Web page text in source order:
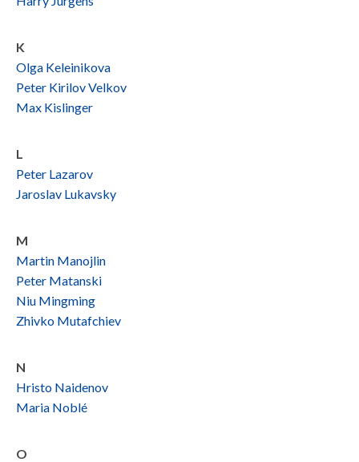
K
Olga Keleinikova
Peter Kirilov Velkov
Max Kislinger
L
Peter Lazarov
Jaroslav Lukavsky
M
Martin Manojlin
Peter Matanski
Niu Mingming
Zhivko Mutafchiev
N
Hristo Naidenov
Maria Noblé
O